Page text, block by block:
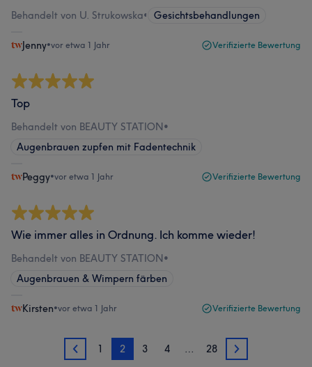
Behandelt von U. Strukowska• Gesichtsbehandlungen
Jenny•vor etwa 1 Jahr Verifizierte Bewertung
Top
Behandelt von BEAUTY STATION•
Augenbrauen zupfen mit Fadentechnik
Peggy•vor etwa 1 Jahr Verifizierte Bewertung
Wie immer alles in Ordnung. Ich komme wieder!
Behandelt von BEAUTY STATION•
Augenbrauen & Wimpern färben
Kirsten•vor etwa 1 Jahr Verifizierte Bewertung
1 1 2 3 4 … 28 3